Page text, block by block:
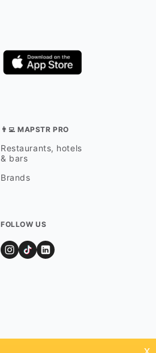
👨‍💻 MAPSTR PRO
Restaurants, hotels
& bars
Brands
FOLLOW US